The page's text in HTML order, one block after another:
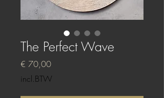
The Perfect Wave
€ 70,00Prijs
incl.BTW